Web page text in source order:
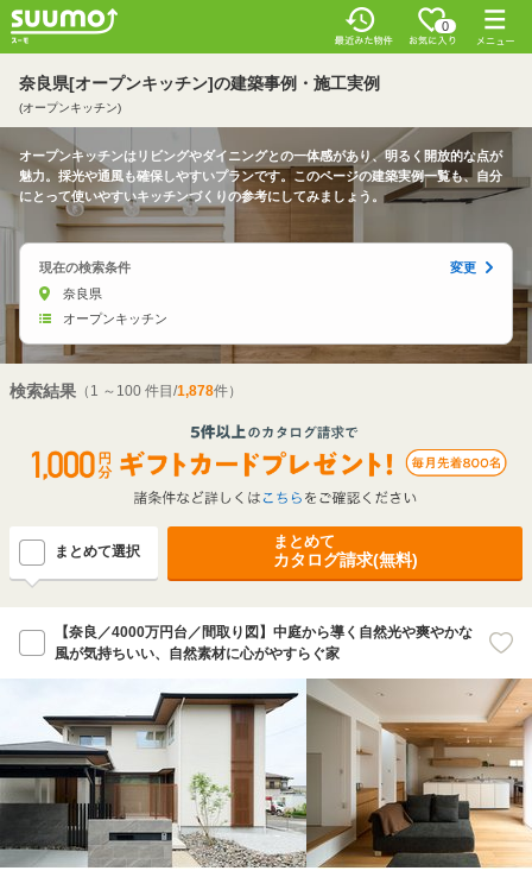
0
奈良県[オープンキッチン]の建築事例・施工実例
(オープンキッチン)
オープンキッチンはリビングやダイニングとの一体感があり、明るく開放的な点が
魅力。採光や通風も確保しやすいプランです。このページの建築実例一覧も、自分
にとって使いやすいキッチンづくりの参考にしてみましょう。
現在の検索条件
変更
奈良県
オープンキッチン
検索結果 （1 ～100 件目/1,878件）
まとめて選択
まとめて
カタログ請求(無料)
【奈良／4000万円台／間取り図】中庭から導く自然光や爽やかな
風が気持ちいい、自然素材に心がやすらぐ家